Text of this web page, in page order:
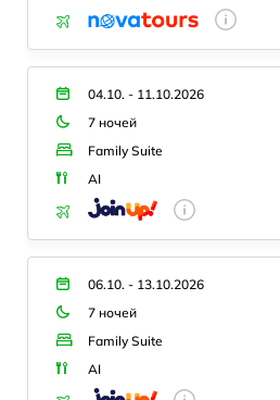
04.10. - 11.10.2026
7 ночей
Family Suite
AI
06.10. - 13.10.2026
7 ночей
Family Suite
AI